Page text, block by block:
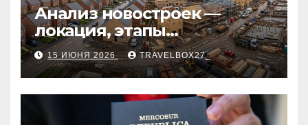
Анализ новостроек —
локация, этапы
строительства, проверка
застройщика, сценарии
оформления сделки и
рыночные ориентиры
15 ИЮНЯ 2026 TRAVELBOX27_